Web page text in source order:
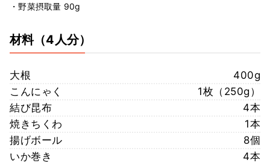
・野菜摂取量 90g
材料（4人分）
大根
400g
こんにゃく
1枚（250g）
結び昆布
4本
焼きちくわ
1本
揚げボール
8個
いか巻き
4本